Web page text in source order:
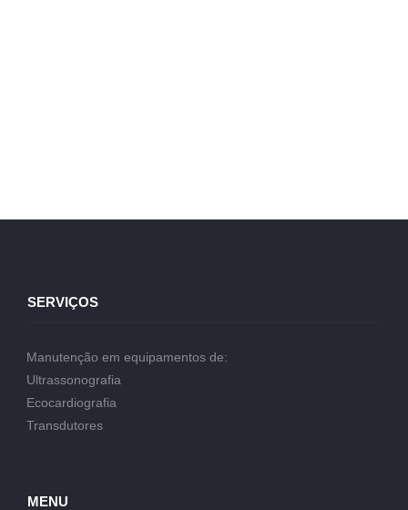
SERVIÇOS
Manutenção em equipamentos de:
Ultrassonografia
Ecocardiografia
Transdutores
MENU